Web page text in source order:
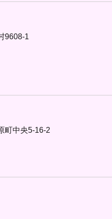
9608-1
町中央5-16-2